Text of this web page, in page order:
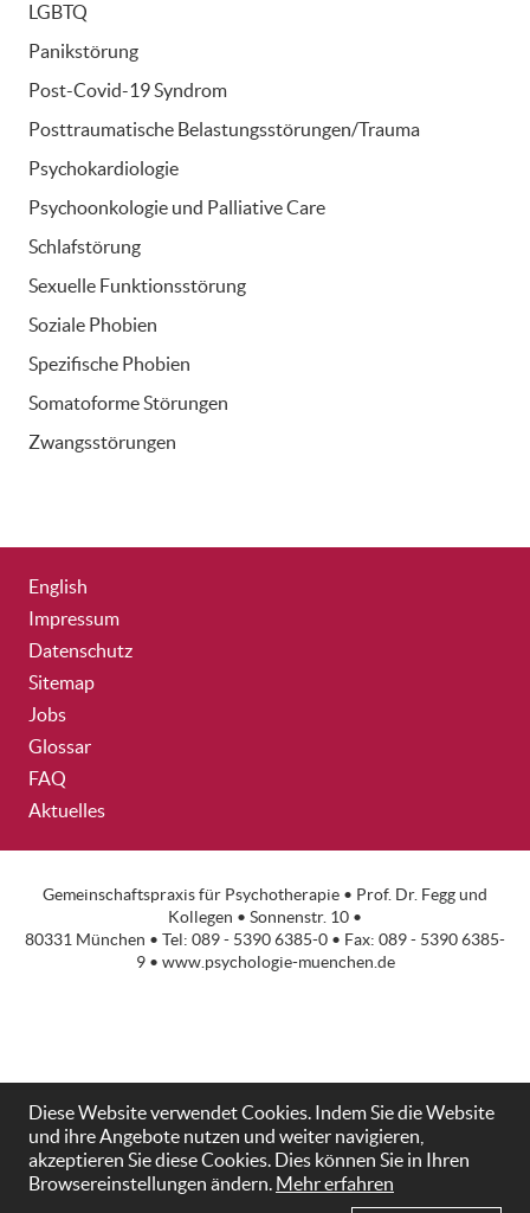
LGBTQ
Panikstörung
Post-Covid-19 Syndrom
Posttraumatische Belastungsstörungen/Trauma
Psychokardiologie
Psychoonkologie und Palliative Care
Schlafstörung
Sexuelle Funktionsstörung
Soziale Phobien
Spezifische Phobien
Somatoforme Störungen
Zwangsstörungen
English
Impressum
Datenschutz
Sitemap
Jobs
Glossar
FAQ
Aktuelles
Gemeinschaftspraxis für Psychotherapie • Prof. Dr. Fegg und
Kollegen • Sonnenstr. 10 •
80331 München • Tel: 089 - 5390 6385-0 • Fax: 089 - 5390 6385-
9 • www.psychologie-muenchen.de
Diese Website verwendet Cookies. Indem Sie die Website
und ihre Angebote nutzen und weiter navigieren,
akzeptieren Sie diese Cookies. Dies können Sie in Ihren
Browsereinstellungen ändern. Mehr erfahren